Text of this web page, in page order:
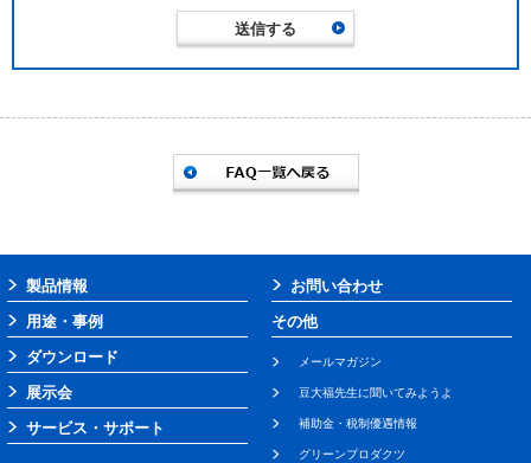
製品情報
用途・事例
ダウンロード
展示会
サービス・サポート
お問い合わせ
その他
メールマガジン
豆大福先生に聞いてみようよ
補助金・税制優遇情報
グリーンプロダクツ